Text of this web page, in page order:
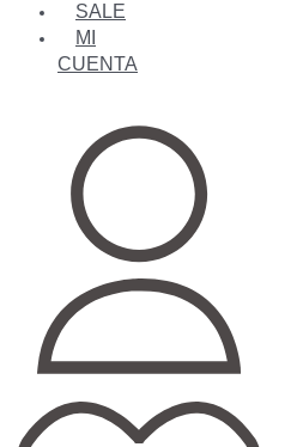
SALE
MI
CUENTA